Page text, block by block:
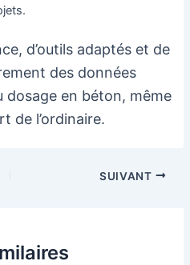
d’outils adaptés et de
des données
dosage en béton, même
de l’ordinaire.
SUIVANT